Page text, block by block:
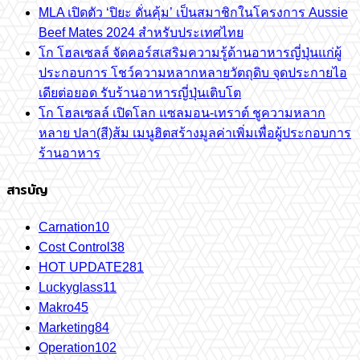
MLA เปิดตัว ‘ปิยะ ดั่นคุ้ม’ เป็นสมาชิกในโครงการ Aussie
Beef Mates 2024 สำหรับประเทศไทย
โก โฮลเซลล์ จัดคอร์สเสริมความรู้ด้านอาหารญี่ปุ่นแก่ผู้
ประกอบการ โชว์ความหลากหลายวัตถุดิบ จุดประกายไอ
เดียต่อยอด รับร้านอาหารญี่ปุ่นเติบโต
โก โฮลเซลล์ เปิดโลก แซลมอน-เทราต์ ชูความหลาก
หลาย ปลา(สี)ส้ม เมนูฮิตสร้างมูลค่าเพิ่มเพื่อผู้ประกอบการ
ร้านอาหาร
สารบัญ
Carnation10
Cost Control 38
HOT UPDATE281
Luckyglass11
Makro45
Marketing84
Operation102